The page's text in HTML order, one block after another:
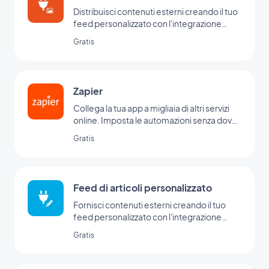
Distribuisci contenuti esterni creando il tuo
feed personalizzato con l'integrazione
Gratis
Zapier
Collega la tua app a migliaia di altri servizi
online. Imposta le automazioni senza dover
(È necessario un account su
Gratis
Feed di articoli personalizzato
Fornisci contenuti esterni creando il tuo
feed personalizzato con l'integrazione
Gratis